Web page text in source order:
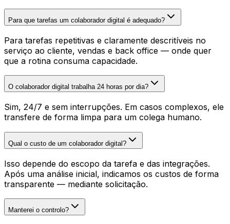
Para que tarefas um colaborador digital é adequado?
Para tarefas repetitivas e claramente descritíveis no
serviço ao cliente, vendas e back office — onde quer
que a rotina consuma capacidade.
O colaborador digital trabalha 24 horas por dia?
Sim, 24/7 e sem interrupções. Em casos complexos, ele
transfere de forma limpa para um colega humano.
Qual o custo de um colaborador digital?
Isso depende do escopo da tarefa e das integrações.
Após uma análise inicial, indicamos os custos de forma
transparente — mediante solicitação.
Manterei o controlo?